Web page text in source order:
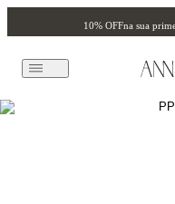
10% OFFna sua